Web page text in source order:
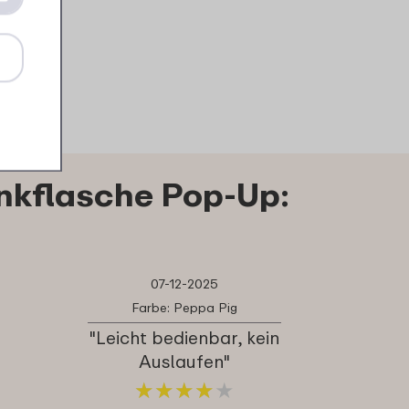
Pop-Up:
07-12-2025
Farbe: Peppa Pig
"Leicht bedienbar, kein
Auslaufen"
★★★★ ★
★★★★ ★